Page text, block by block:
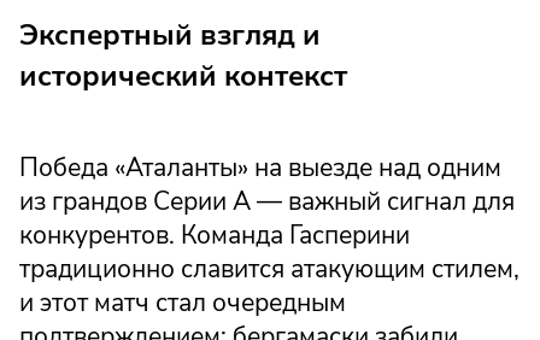
Экспертный взгляд и
исторический контекст
Победа «Аталанты» на выезде над одним
из грандов Серии А — важный сигнал для
конкурентов. Команда Гасперини
традиционно славится атакующим стилем,
и этот матч стал очередным